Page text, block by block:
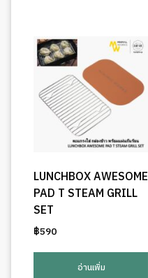
LUNCHBOX AWESOME
PAD T STEAM GRILL
SET
฿590
อ่านเพิ่ม